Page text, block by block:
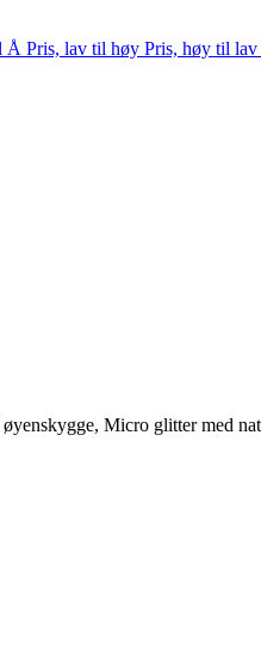
Å Pris, lav til høy Pris, høy til lav
Micro glitter med